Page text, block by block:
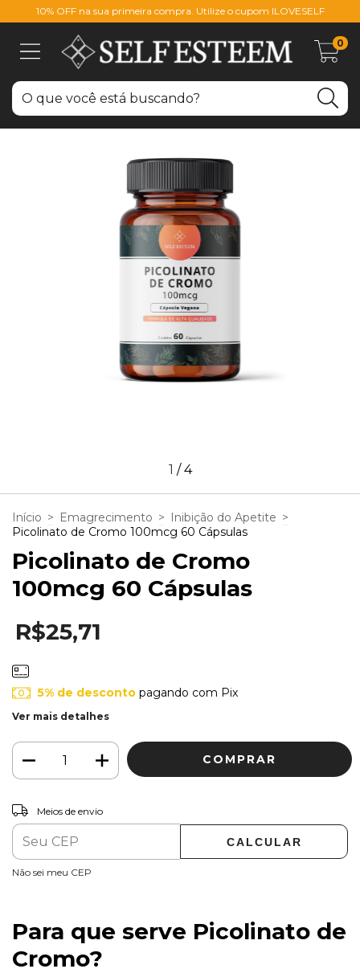
10% OFF na sua primeira compra. Utilize o cupom ILOVESELF
0
1 /4
Início > Emagrecimento > Inibição do Apetite >
Picolinato de Cromo 100mcg 60 Cápsulas
Picolinato de Cromo
100mcg 60 Cápsulas
R$25,71
5% de desconto pagando com Pix
Ver mais detalhes
Entregas para o CEP:
Meios de envio
CALCULAR
Não sei meu CEP
Para que serve Picolinato de
Cromo?